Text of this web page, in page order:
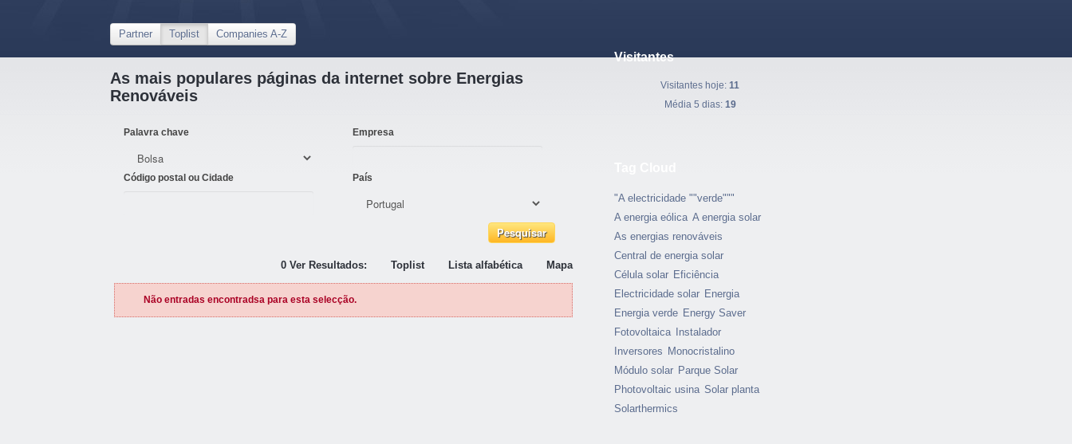
Partner Toplist Companies A-Z
As mais populares páginas da internet sobre Energias
Renováveis
Palavra chave Empresa
Código postal ou Cidade País
0 Ver Resultados: Toplist Lista alfabética Mapa
Não entradas encontradsa para esta selecção.
Visitantes
Visitantes hoje: 11
Média 5 dias: 19
"A electricidade ""verde"""
A energia eólica A energia solar
As energias renováveis
Central de energia solar
Célula solar Eficiência
Electricidade solar Energia
Energia verde Energy Saver
Fotovoltaica
Instalador
Inversores Monocristalino
Módulo solar Parque Solar
Photovoltaic usina Solar planta
Solarthermics